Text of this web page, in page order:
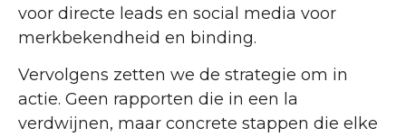
voor directe leads en social media voor
merkbekendheid en binding.
Vervolgens zetten we de strategie om in
actie. Geen rapporten die in een la
verdwijnen, maar concrete stappen die elke